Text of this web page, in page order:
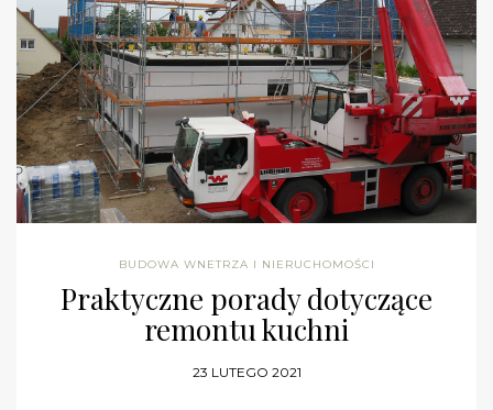
BUDOWA WNETRZA I NIERUCHOMOŚCI
Praktyczne porady dotyczące
remontu kuchni
23 LUTEGO 2021